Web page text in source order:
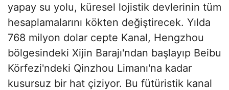
yapay su yolu, küresel lojistik devlerinin tüm
hesaplamalarını kökten değiştirecek. Yılda
768 milyon dolar cepte Kanal, Hengzhou
bölgesindeki Xijin Barajı'ndan başlayıp Beibu
Körfezi'ndeki Qinzhou Limanı'na kadar
kusursuz bir hat çiziyor. Bu fütüristik kanal